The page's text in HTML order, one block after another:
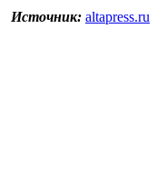
Источник: altapress.ru